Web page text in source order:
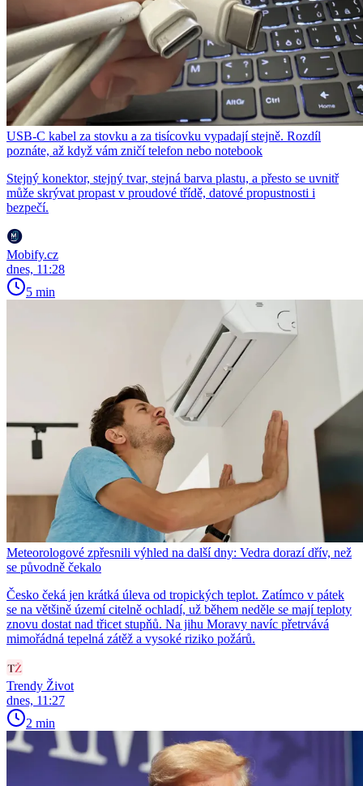
USB-C kabel za stovku a za tisícovku vypadají stejně. Rozdíl
poznáte, až když vám zničí telefon nebo notebook
Stejný konektor, stejný tvar, stejná barva plastu, a přesto se uvnitř
může skrývat propast v proudové třídě, datové propustnosti i
bezpečí.
Mobify.cz
dnes, 11:28
5 min
Meteorologové zpřesnili výhled na další dny: Vedra dorazí dřív, než
se původně čekalo
Česko čeká jen krátká úleva od tropických teplot. Zatímco v pátek
se na většině území citelně ochladí, už během neděle se mají teploty
znovu dostat nad třicet stupňů. Na jihu Moravy navíc přetrvává
mimořádná tepelná zátěž a vysoké riziko požárů.
Trendy Život
dnes, 11:27
2 min